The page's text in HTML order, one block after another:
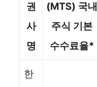
권
사
명
(MTS) 국내
주식 기본
수수료율*
한